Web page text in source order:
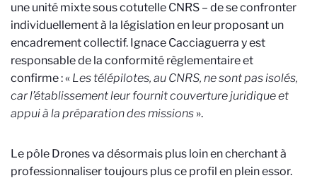
une unité mixte sous cotutelle CNRS – de se confronter
individuellement à la législation en leur proposant un
encadrement collectif. Ignace Cacciaguerra y est
responsable de la conformité règlementaire et
confirme : « Les télépilotes, au CNRS, ne sont pas isolés,
car l’établissement leur fournit couverture juridique et
appui à la préparation des missions ».
Le pôle Drones va désormais plus loin en cherchant à
professionnaliser toujours plus ce profil en plein essor.